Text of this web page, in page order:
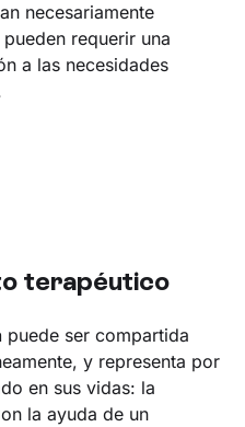
necesariamente
requerir una
a las necesidades
terapéutico
puede ser compartida
y representa por
en sus vidas: la
la ayuda de un